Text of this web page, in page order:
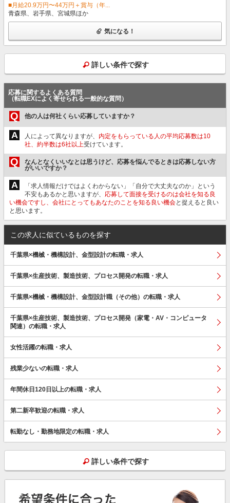
■月給20.9万円〜44万円＋賞与（年...
青森県、岩手県、宮城県ほか
気になる！
詳しい条件で探す
応募に関するよくある質問
（転職EXによく寄せられる一般的な質問）
Q 他の人は何社くらい応募していますか？
A 人によって異なりますが、 内定をもらっている人の平均応募数は10
社、約半数は6社以上受けています。
Q
なんとなくいいなとは思うけど、応募を悩んでるときは応募しない方
がいいですか？
A
「求人情報だけではよくわからない」「自分で大丈夫なのか」という
不安もあるかと思いますが、 応募して面接を受けるのは会社を知る良
い機会ですし、会社にとってもあなたのことを知る良い機会と捉えると良い
と思います。
この求人に似ているものを探す
千葉県×機械・機構設計、金型設計の転職・求人
千葉県×生産技術、製造技術、プロセス開発の転職・求人
千葉県×機械・機構設計、金型設計職（その他）の転職・求人
千葉県×生産技術、製造技術、プロセス開発（家電・AV・コンピュータ
関連）の転職・求人
女性活躍の転職・求人
残業少ないの転職・求人
年間休日120日以上の転職・求人
第二新卒歓迎の転職・求人
転勤なし・勤務地限定の転職・求人
詳しい条件で探す